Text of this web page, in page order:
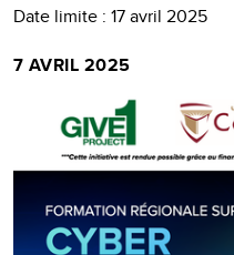
Date limite : 17 avril 2025
7 AVRIL 2025